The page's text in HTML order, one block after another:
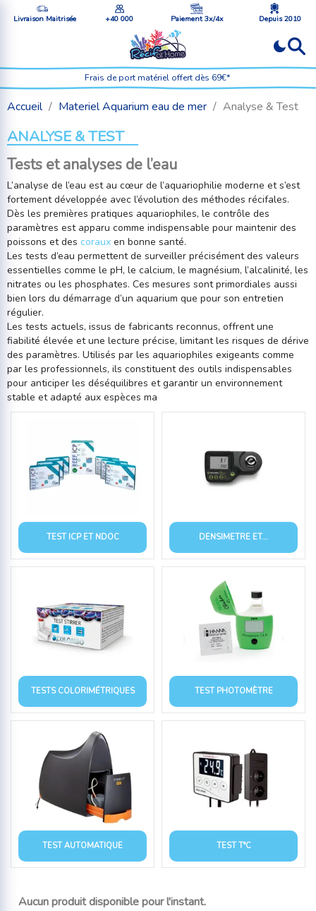
Livraison Maitrisée +40 000 Paiement 3x/4x Depuis 2010
Frais de port matériel offert dès 69€*
Accueil Materiel Aquarium eau de mer Analyse & Test
ANALYSE & TEST
Tests et analyses de l’eau
L’analyse de l’eau est au cœur de l’aquariophilie moderne et s’est
fortement développée avec l’évolution des méthodes récifales.
Dès les premières pratiques aquariophiles, le contrôle des
paramètres est apparu comme indispensable pour maintenir des
poissons et des coraux en bonne santé.
Les tests d’eau permettent de surveiller précisément des valeurs
essentielles comme le pH, le calcium, le magnésium, l’alcalinité, les
nitrates ou les phosphates. Ces mesures sont primordiales aussi
bien lors du démarrage d’un aquarium que pour son entretien
régulier.
Les tests actuels, issus de fabricants reconnus, offrent une
fiabilité élevée et une lecture précise, limitant les risques de dérive
des paramètres. Utilisés par les aquariophiles exigeants comme
par les professionnels, ils constituent des outils indispensables
pour anticiper les déséquilibres et garantir un environnement
stable et adapté aux espèces ma
TEST ICP ET NDOC DENSIMETRE ET...
TESTS COLORIMÉTRIQUES TEST PHOTOMÈTRE
TEST AUTOMATIQUE TEST T°C
Aucun produit disponible pour l'instant.